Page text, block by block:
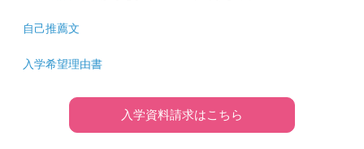
自己推薦文
入学希望理由書
入学資料請求はこちら